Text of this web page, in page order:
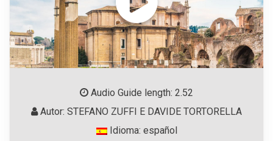
Audio Guide length: 2.52
Autor: STEFANO ZUFFI E DAVIDE TORTORELLA
Idioma: español